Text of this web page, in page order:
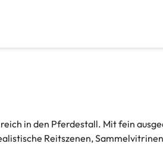
in den Pferdestall. Mit fein
Reitszenen,